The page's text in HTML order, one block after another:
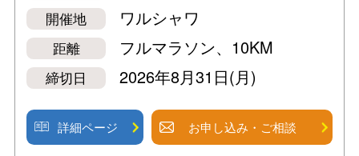
開催地 ワルシャワ
距離 フルマラソン、10KM
締切日 2026年8月31日(月)
詳細ページ お申し込み・ご相談